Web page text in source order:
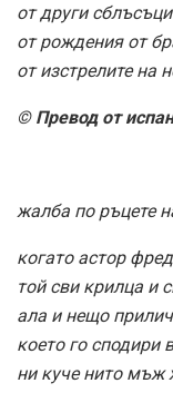
от други
от рождения от
от изстрелите на
© Превод от
жалба по ръцете
когато астор
той сви крилца и
ала и нещо
което го сподири
ни куче нито мъж